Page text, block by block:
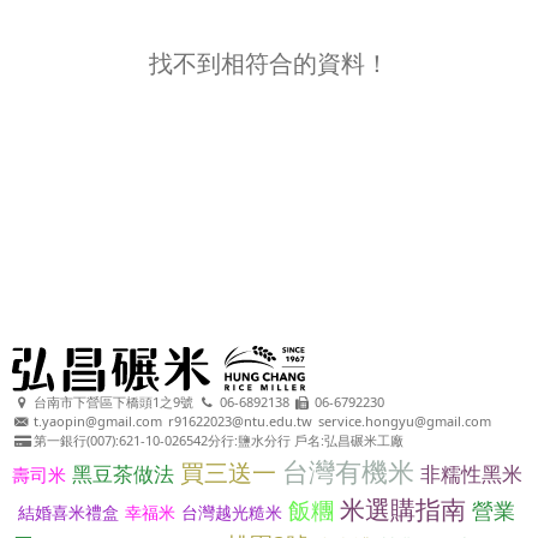
找不到相符合的資料！
台南市下營區下橋頭1之9號 06-6892138
06-6792230
t.yaopin@gmail.com r91622023@ntu.edu.tw service.hongyu@gmail.com
第一銀行(007):621-10-026542分行:鹽水分行 戶名:弘昌碾米工廠
壽司米 黑豆茶做法 買三送一 台灣有機米 非糯性黑米
結婚喜米禮盒 幸福米 台灣越光糙米 飯糰 米選購指南 營業